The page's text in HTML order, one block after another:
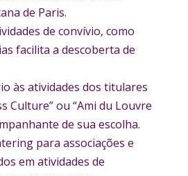
de Paris.
de convívio, como
facilita a descoberta de
às atividades dos titulares
Culture” ou “Ami du Louvre
de sua escolha.
para associações e
em atividades de